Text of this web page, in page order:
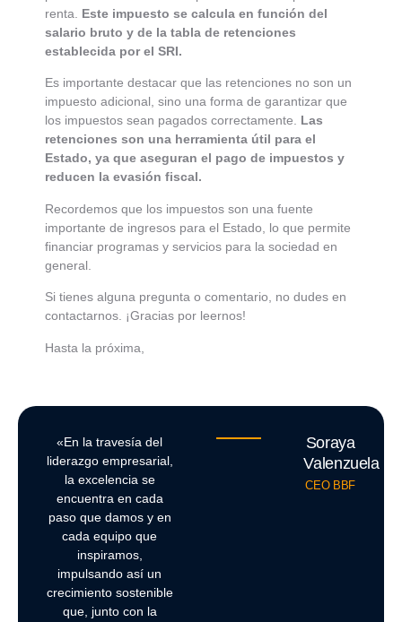
renta. Este impuesto se calcula en función del
salario bruto y de la tabla de retenciones
establecida por el SRI.
Es importante destacar que las retenciones no son un
impuesto adicional, sino una forma de garantizar que
los impuestos sean pagados correctamente. Las
retenciones son una herramienta útil para el
Estado, ya que aseguran el pago de impuestos y
reducen la evasión fiscal.
Recordemos que los impuestos son una fuente
importante de ingresos para el Estado, lo que permite
financiar programas y servicios para la sociedad en
general.
Si tienes alguna pregunta o comentario, no dudes en
contactarnos. ¡Gracias por leernos!
Hasta la próxima,
«En la travesía del
liderazgo empresarial,
la excelencia se
encuentra en cada
paso que damos y en
cada equipo que
inspiramos,
impulsando así un
crecimiento sostenible
que, junto con la
Soraya
Valenzuela
CEO BBF